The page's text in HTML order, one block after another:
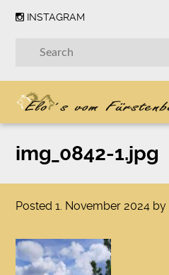
INSTAGRAM
img_0842-1.jpg
Posted1. November 2024 by